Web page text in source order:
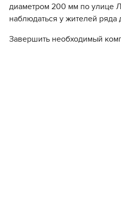
диаметром 200 мм по улице
наблюдаться у жителей
Завершить необходимый